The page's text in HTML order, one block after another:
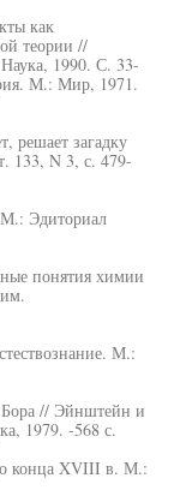
как
теории //
1990. С. 33-
М.: Мир, 1971.
решает загадку
133, N 3, с. 479-
Эдиториал
понятия химии
М.:
// Эйнштейн и
1979. -568 с.
конца XVIII в. М.: